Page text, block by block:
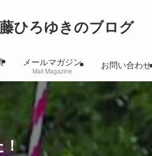
ひろゆきのブログ
メールマガジン
Mail Magazine
お問い合わせ
！